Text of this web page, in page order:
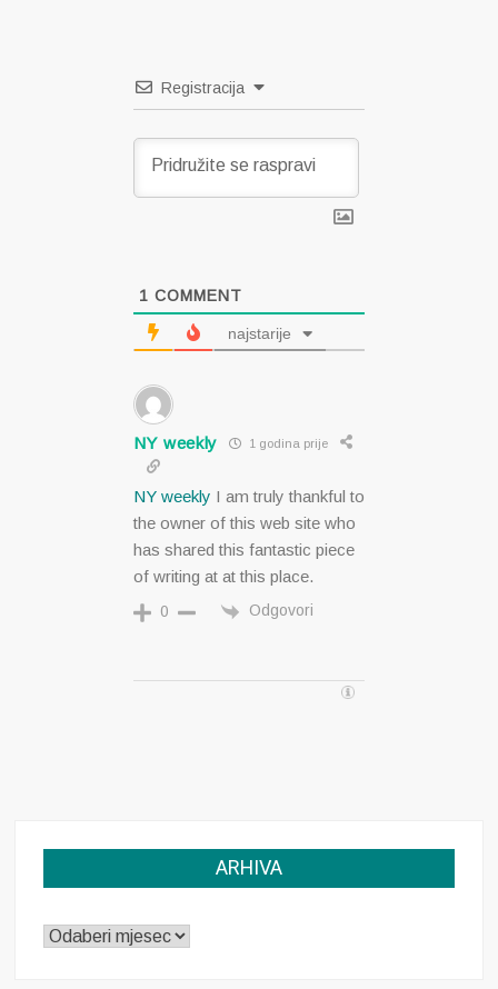
Registracija
1 COMMENT
najstarije
NY weekly 1 godina prije
NY weekly I am truly thankful to
the owner of this web site who
has shared this fantastic piece
of writing at at this place.
0 Odgovori
ARHIVA
ARHIVA